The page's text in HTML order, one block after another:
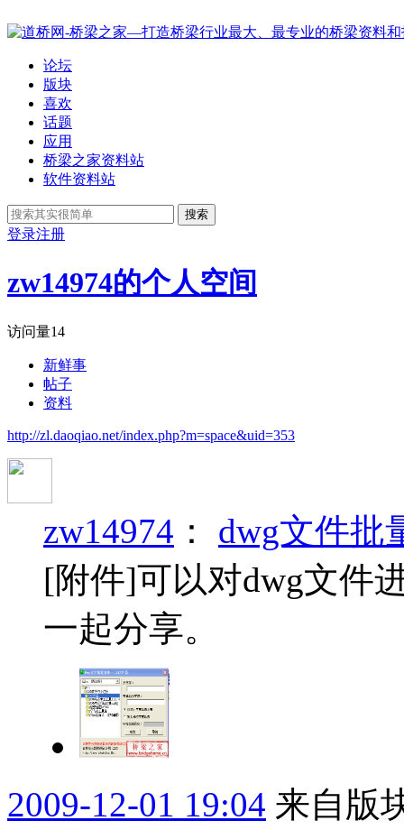
论坛
版块
喜欢
话题
应用
桥梁之家资料站
软件资料站
搜索
登录注册
zw14974的个人空间
访问量14
新鲜事
帖子
资料
http://zl.daoqiao.net/index.php?m=space&uid=353
zw14974 ： dwg文件批
[附件]可以对dwg文件
一起分享。
2009-12-01 19:04 来自版